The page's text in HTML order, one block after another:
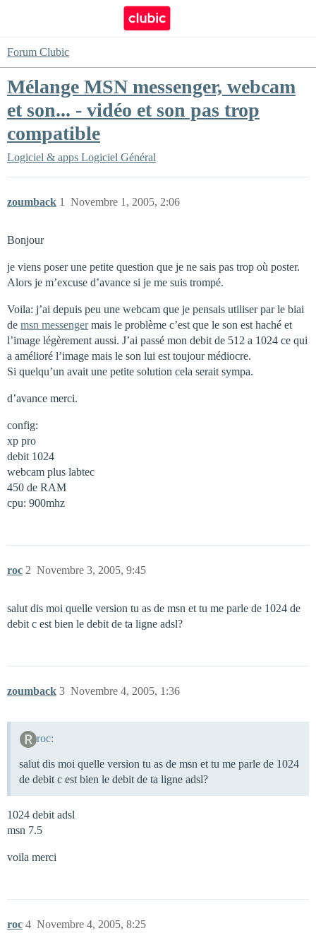
Forum Clubic
Mélange MSN messenger, webcam
et son... - vidéo et son pas trop
compatible
Logiciel & apps Logiciel Général
zoumback Novembre 1, 2005, 2:06
1
Bonjour
je viens poser une petite question que je ne sais pas trop où poster.
Alors je m’excuse d’avance si je me suis trompé.
Voila: j’ai depuis peu une webcam que je pensais utiliser par le biai
de msn messengermais le problème c’est que le son est haché et
l’image légèrement aussi. J’ai passé mon debit de 512 a 1024 ce qui
a amélioré l’image mais le son lui est toujour médiocre.
Si quelqu’un avait une petite solution cela serait sympa.
d’avance merci.
config:
xp pro
debit 1024
webcam plus labtec
450 de RAM
cpu: 900mhz
roc Novembre 3, 2005, 9:45
2
salut dis moi quelle version tu as de msn et tu me parle de 1024 de
debit c est bien le debit de ta ligne adsl?
zoumback Novembre 4, 2005, 1:36
3
roc:
salut dis moi quelle version tu as de msn et tu me parle de 1024
de debit c est bien le debit de ta ligne adsl?
1024 debit adsl
msn 7.5
voila merci
roc Novembre 4, 2005, 8:25
4